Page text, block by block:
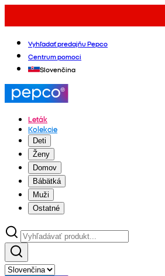
Vyhľadať predajňu Pepco
Centrum pomoci
Slovenčina
Leták
Kolekcie
Deti
Ženy
Domov
Bábätká
Muži
Ostatné